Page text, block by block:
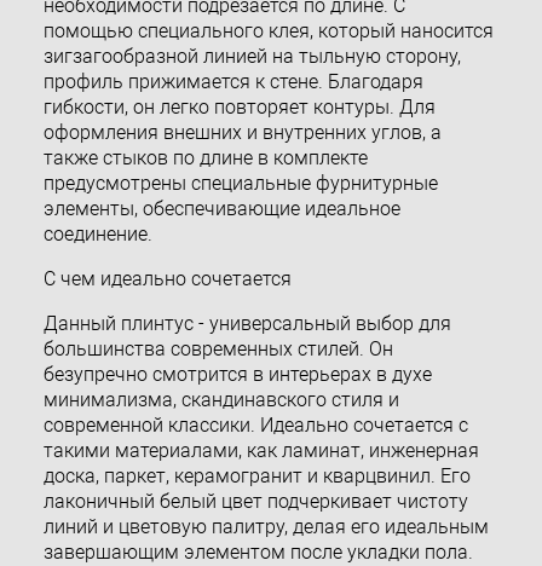
необходимости подрезается по длине. С
помощью специального клея, который наносится
зигзагообразной линией на тыльную сторону,
профиль прижимается к стене. Благодаря
гибкости, он легко повторяет контуры. Для
оформления внешних и внутренних углов, а
также стыков по длине в комплекте
предусмотрены специальные фурнитурные
элементы, обеспечивающие идеальное
соединение.
С чем идеально сочетается
Данный плинтус - универсальный выбор для
большинства современных стилей. Он
безупречно смотрится в интерьерах в духе
минимализма, скандинавского стиля и
современной классики. Идеально сочетается с
такими материалами, как ламинат, инженерная
доска, паркет, керамогранит и кварцвинил. Его
лаконичный белый цвет подчеркивает чистоту
линий и цветовую палитру, делая его идеальным
завершающим элементом после укладки пола.